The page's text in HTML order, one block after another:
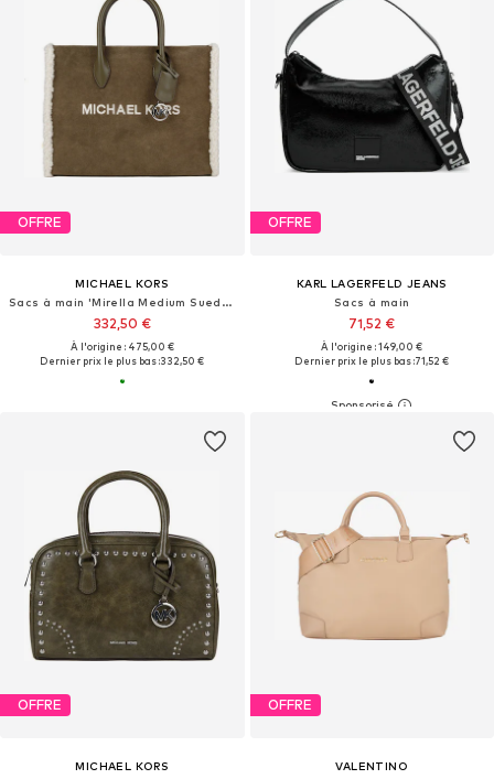
OFFRE
MICHAEL KORS
Sacs à main 'Mirella Medium Suede and Faux Shearling Tote Bag'
332,50 €
À l'origine : 475,00 €
Dernier prix le plus bas :332,50 €
OFFRE
KARL LAGERFELD JEANS
Sacs à main
71,52 €
À l'origine : 149,00 €
Dernier prix le plus bas :71,52 €
OFFRE
MICHAEL KORS
OFFRE
VALENTINO